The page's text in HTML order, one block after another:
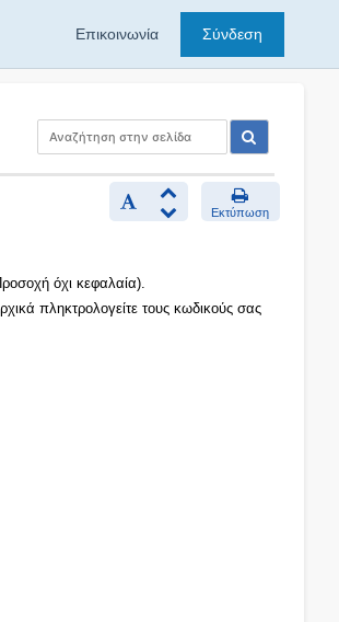
Επικοινωνία Σύνδεση
Εκτύπωση
όχι κεφαλαία).
πληκτρολογείτε τους κωδικούς σας